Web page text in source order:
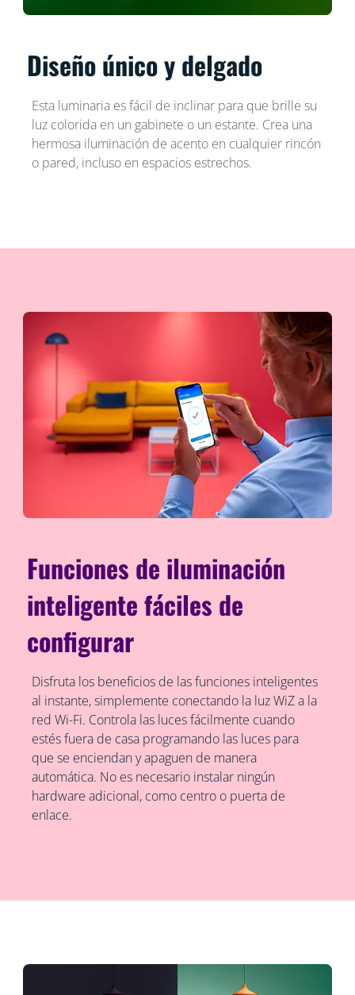
Diseño único y delgado
Esta luminaria es fácil de inclinar para que brille su
luz colorida en un gabinete o un estante. Crea una
hermosa iluminación de acento en cualquier rincón
o pared, incluso en espacios estrechos.
Funciones de iluminación
inteligente fáciles de
configurar
Disfruta los beneficios de las funciones inteligentes
al instante, simplemente conectando la luz WiZ a la
red Wi-Fi. Controla las luces fácilmente cuando
estés fuera de casa programando las luces para
que se enciendan y apaguen de manera
automática. No es necesario instalar ningún
hardware adicional, como centro o puerta de
enlace.